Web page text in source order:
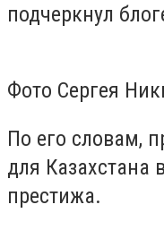
подчеркнул
Фото Сергея
По его словам,
для Казахстана
престижа.